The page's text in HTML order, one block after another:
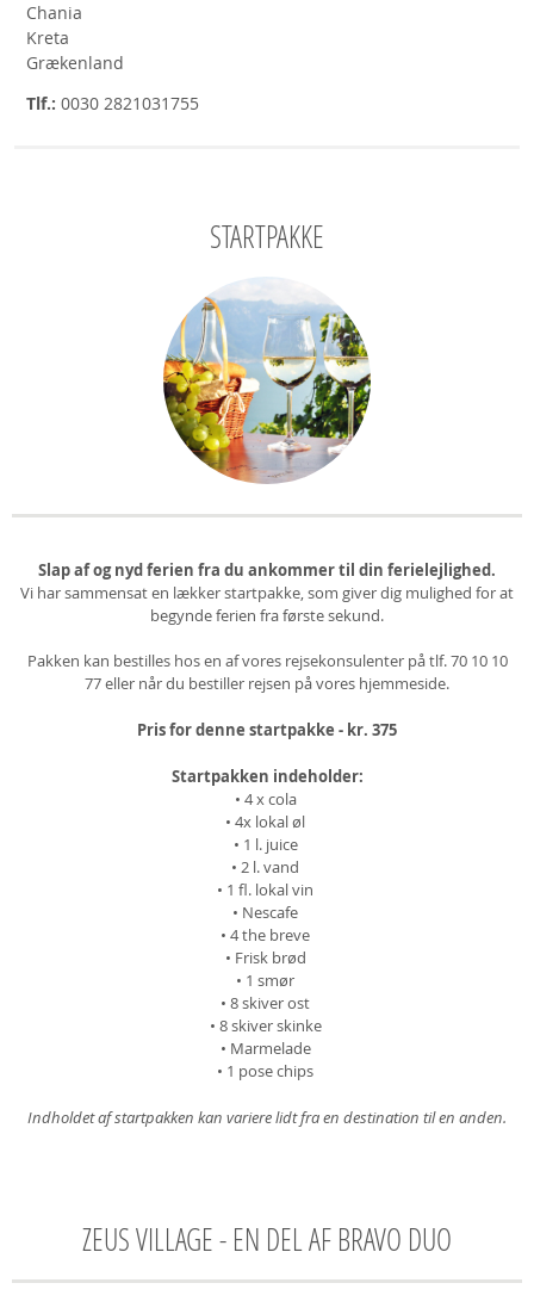
Chania
Kreta
Grækenland
Tlf.: 0030 2821031755
STARTPAKKE
Slap af og nyd ferien fra du ankommer til din ferielejlighed.
Vi har sammensat en lækker startpakke, som giver dig mulighed for at
begynde ferien fra første sekund.
Pakken kan bestilles hos en af vores rejsekonsulenter på tlf. 70 10 10
77 eller når du bestiller rejsen på vores hjemmeside.
Pris for denne startpakke - kr. 375
Startpakken indeholder:
• 4 x cola
• 4x lokal øl
• 1 l. juice
• 2 l. vand
• 1 fl. lokal vin
• Nescafe
• 4 the breve
• Frisk brød
• 1 smør
• 8 skiver ost
• 8 skiver skinke
• Marmelade
• 1 pose chips
Indholdet af startpakken kan variere lidt fra en destination til en anden.
ZEUS VILLAGE - EN DEL AF BRAVO DUO